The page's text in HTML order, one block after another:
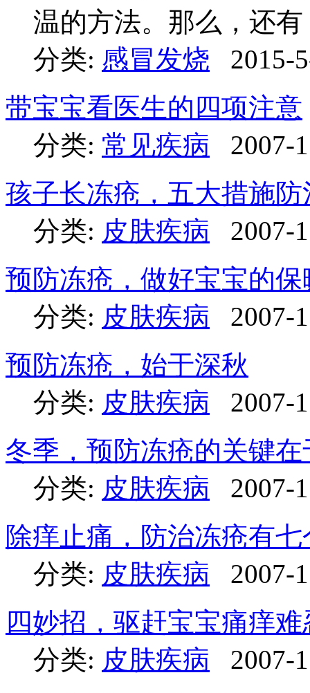
温的方法。那么，还有
分类: 感冒发烧
2015-
带宝宝看医生的四项注意
分类: 常见疾病
2007-
孩子长冻疮，五大措施防
分类: 皮肤疾病
2007-
预防冻疮，做好宝宝的保
分类: 皮肤疾病
2007-
预防冻疮，始于深秋
分类: 皮肤疾病
2007-
冬季，预防冻疮的关键在
分类: 皮肤疾病
2007-
除痒止痛，防治冻疮有
分类: 皮肤疾病
2007-
四妙招，驱赶宝宝痛痒
分类: 皮肤疾病
2007-